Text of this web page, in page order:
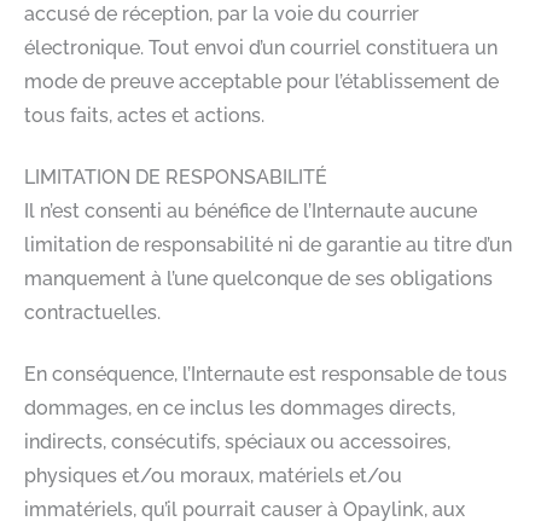
accusé de réception, par la voie du courrier
électronique. Tout envoi d’un courriel constituera un
mode de preuve acceptable pour l’établissement de
tous faits, actes et actions.
LIMITATION DE RESPONSABILITÉ
Il n’est consenti au bénéfice de l’Internaute aucune
limitation de responsabilité ni de garantie au titre d’un
manquement à l’une quelconque de ses obligations
contractuelles.
En conséquence, l’Internaute est responsable de tous
dommages, en ce inclus les dommages directs,
indirects, consécutifs, spéciaux ou accessoires,
physiques et/ou moraux, matériels et/ou
immatériels, qu’il pourrait causer à Opaylink, aux